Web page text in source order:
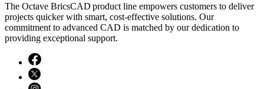
The Octave BricsCAD product line empowers customers to deliver
projects quicker with smart, cost-effective solutions. Our
commitment to advanced CAD is matched by our dedication to
providing exceptional support.